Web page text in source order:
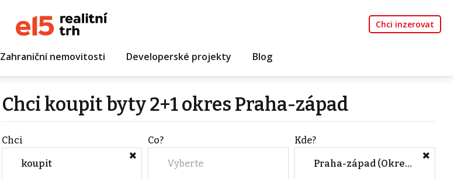
Chci inzerovat
Zahraniční nemovitosti Developerské projekty Blog
Chci koupit byty 2+1 okres Praha-západ
Chci
koupit
Co?
Vyberte
Kde?
Praha-západ (Okres, Středočeský kraj)